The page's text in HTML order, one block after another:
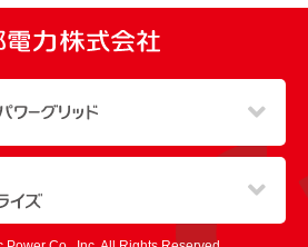
ウを開きます）
ウを開きます）